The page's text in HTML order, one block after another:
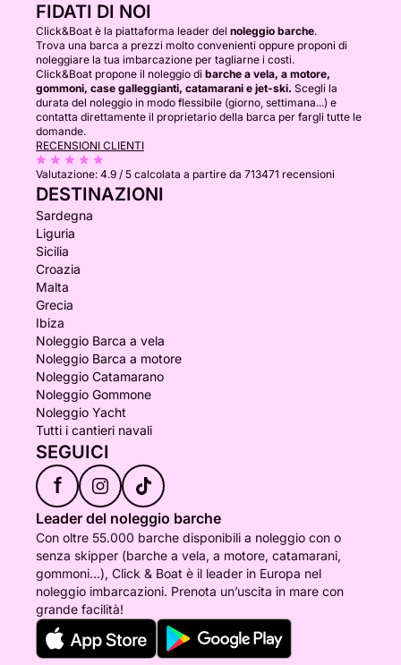
FIDATI DI NOI
Click&Boat è la piattaforma leader del noleggio barche.
Trova una barca a prezzi molto convenienti oppure proponi di
noleggiare la tua imbarcazione per tagliarne i costi.
Click&Boat propone il noleggio di barche a vela, a motore,
gommoni, case galleggianti, catamarani e jet-ski. Scegli la
durata del noleggio in modo flessibile (giorno, settimana...) e
contatta direttamente il proprietario della barca per fargli tutte le
domande.
RECENSIONI CLIENTI
Valutazione: 4.9 / 5 calcolata a partire da 713471 recensioni
DESTINAZIONI
Sardegna
Liguria
Sicilia
Croazia
Malta
Grecia
Ibiza
Noleggio Barca a vela
Noleggio Barca a motore
Noleggio Catamarano
Noleggio Gommone
Noleggio Yacht
Tutti i cantieri navali
SEGUICI
f
Leader del noleggio barche
Con oltre 55.000 barche disponibili a noleggio con o
senza skipper (barche a vela, a motore, catamarani,
gommoni...), Click & Boat è il leader in Europa nel
noleggio imbarcazioni. Prenota un’uscita in mare con
grande facilità!